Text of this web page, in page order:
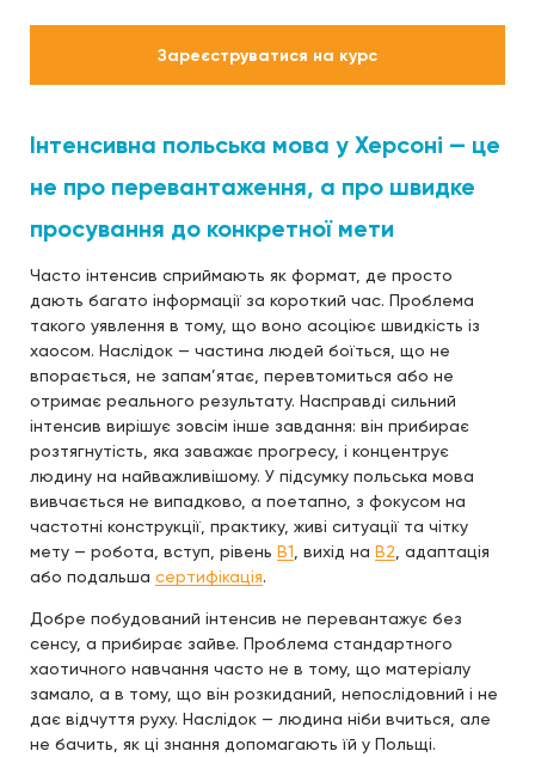
Зареєструватися на курс
Інтенсивна польська мова у Херсоні — це
не про перевантаження, а про швидке
просування до конкретної мети
Часто інтенсив сприймають як формат, де просто
дають багато інформації за короткий час. Проблема
такого уявлення в тому, що воно асоціює швидкість із
хаосом. Наслідок — частина людей боїться, що не
впорається, не запам’ятає, перевтомиться або не
отримає реального результату. Насправді сильний
інтенсив вирішує зовсім інше завдання: він прибирає
розтягнутість, яка заважає прогресу, і концентрує
людину на найважливішому. У підсумку польська мова
вивчається не випадково, а поетапно, з фокусом на
частотні конструкції, практику, живі ситуації та чітку
мету — робота, вступ, рівень B1 , вихід на B2 , адаптація
або подальша сертифікація.
Добре побудований інтенсив не перевантажує без
сенсу, а прибирає зайве. Проблема стандартного
хаотичного навчання часто не в тому, що матеріалу
замало, а в тому, що він розкиданий, непослідовний і не
дає відчуття руху. Наслідок — людина ніби вчиться, але
не бачить, як ці знання допомагають їй у Польщі.